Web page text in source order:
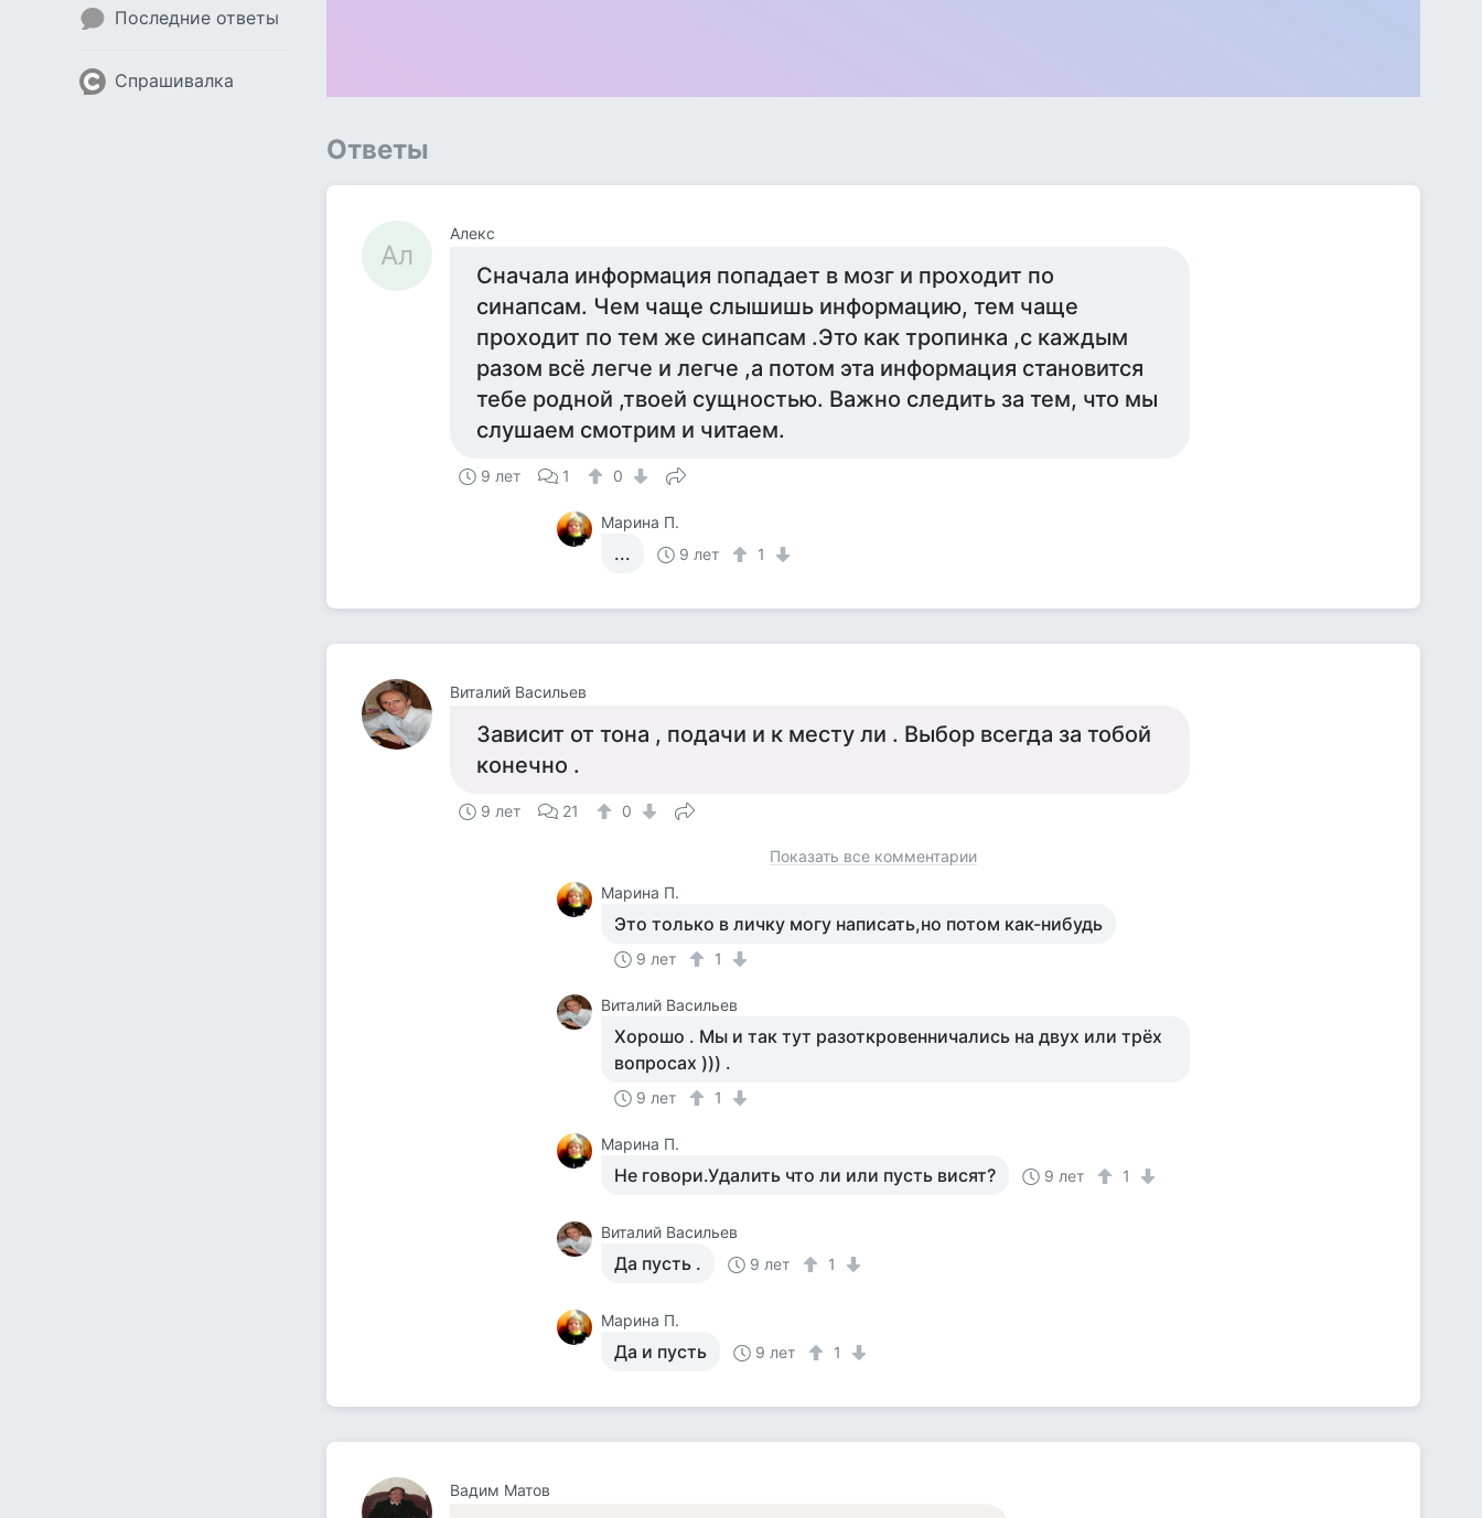
Последние ответы
Спрашивалка
Ответы
Ал
Алекс
Сначала информация попадает в мозг и проходит по
синапсам. Чем чаще слышишь информацию, тем чаще
проходит по тем же синапсам .Это как тропинка ,с каждым
разом всё легче и легче ,а потом эта информация становится
тебе родной ,твоей сущностью. Важно следить за тем, что мы
слушаем смотрим и читаем.
9 лет 1 0
Марина П.
... 9 лет 1
Виталий Васильев
Зависит от тона , подачи и к месту ли . Выбор всегда за тобой
конечно .
9 лет 21 0
Показать все комментарии
Марина П.
Это только в личку могу написать,но потом как-нибудь
9 лет 1
Виталий Васильев
Хорошо . Мы и так тут разоткровенничались на двух или трёх
вопросах ))) .
9 лет 1
Марина П.
Не говори.Удалить что ли или пусть висят? 9 лет 1
Виталий Васильев
Да пусть . 9 лет 1
Марина П.
Да и пусть 9 лет 1
Вадим Матов